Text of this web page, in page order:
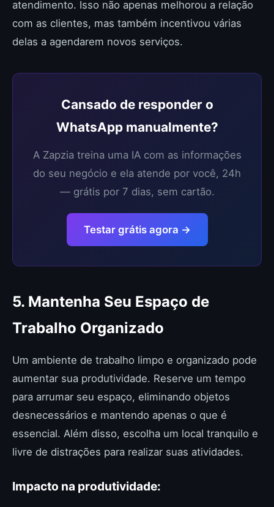
atendimento. Isso não apenas melhorou a relação
com as clientes, mas também incentivou várias
delas a agendarem novos serviços.
Cansado de responder o
WhatsApp manualmente?
A Zapzia treina uma IA com as informações
do seu negócio e ela atende por você, 24h
— grátis por 7 dias, sem cartão.
Testar grátis agora →
5. Mantenha Seu Espaço de
Trabalho Organizado
Um ambiente de trabalho limpo e organizado pode
aumentar sua produtividade. Reserve um tempo
para arrumar seu espaço, eliminando objetos
desnecessários e mantendo apenas o que é
essencial. Além disso, escolha um local tranquilo e
livre de distrações para realizar suas atividades.
Impacto na produtividade: